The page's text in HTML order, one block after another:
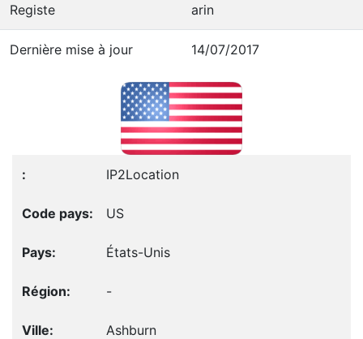
Registe arin
Dernière mise à jour 14/07/2017
IP2Location
US
États-Unis
-
Ashburn